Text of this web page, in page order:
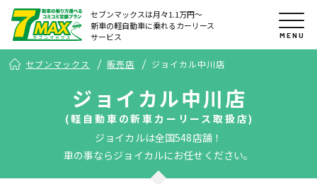
セブンマックスは月々1.1万円〜
新車の軽自動車に乗れるカーリース
サービス
MENU
セブンマックス 販売店 ジョイカル中川店
ジョイカル中川店
(軽自動車の新車カーリース取扱店)
ジョイカルは全国548店舗！
車の事ならジョイカルにお任せください。